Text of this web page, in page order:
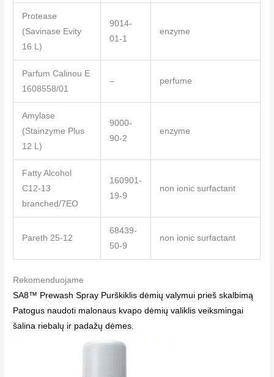
Protease
(Savinase Evity
16 L)
9014-
01-1
enzyme
Parfum Calinou E
1608558/01
– perfume
Amylase
(Stainzyme Plus
12 L)
9000-
90-2
enzyme
Fatty Alcohol
C12-13
branched/7EO
160901-
19-9
non ionic surfactant
Pareth 25-12
68439-
50-9
non ionic surfactant
Rekomenduojame
SA8™ Prewash Spray Purškiklis dėmių valymui prieš skalbimą
Patogus naudoti malonaus kvapo dėmių valiklis veiksmingai
šalina riebalų ir padažų dėmes.